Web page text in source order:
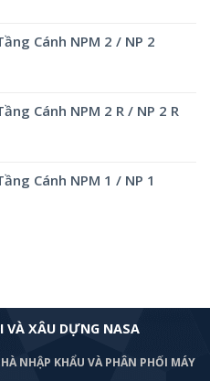
Cánh NPM 2 / NP 2
Cánh NPM 2 R / NP 2 R
Cánh NPM 1 / NP 1
XÂU DỰNG NASA
NHẬP KHẨU VÀ PHÂN PHỐI MÁY